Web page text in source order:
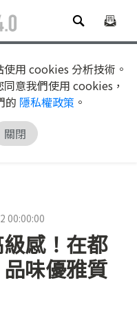
用 cookies 分析技術。
意我們使用 cookies，
的 隱私權政策 。
關閉
00:00:00
感！在都
味優雅質